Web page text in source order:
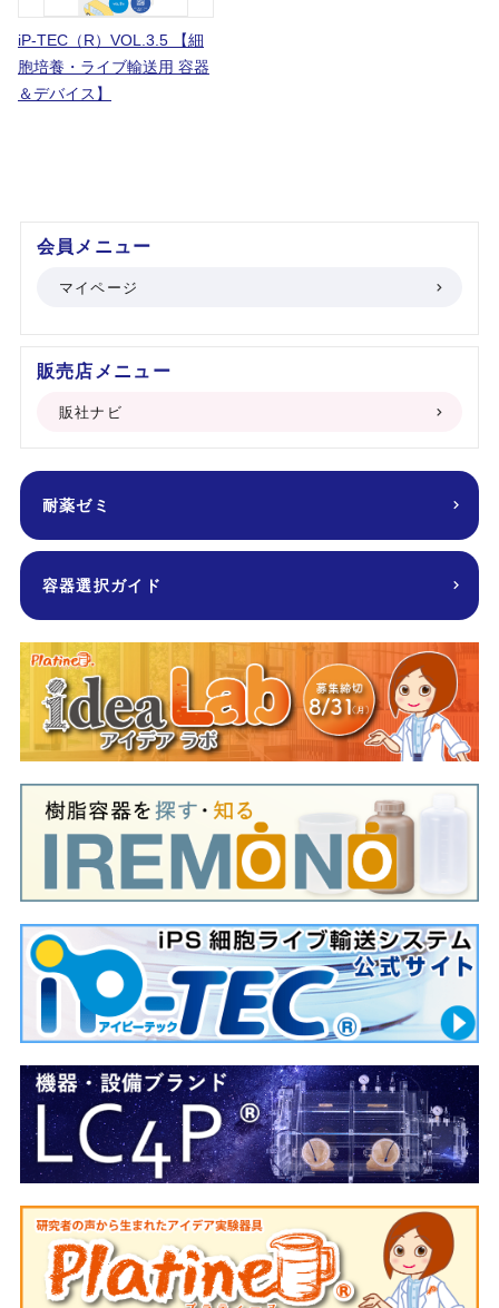
iP-TEC（R）VOL.3.5 【細
胞培養・ライブ輸送用 容器
＆デバイス】
会員メニュー
マイページ
販売店メニュー
販社ナビ
耐薬ゼミ
容器選択ガイド